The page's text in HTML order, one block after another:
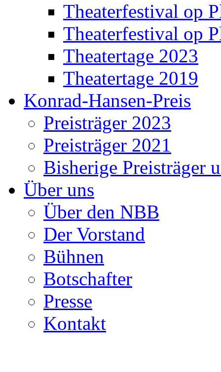
Theaterfestival op
Theaterfestival op
Theatertage 2023
Theatertage 2019
Konrad-Hansen-Preis
Preisträger 2023
Preisträger 2021
Bisherige Preisträger
Über uns
Über den NBB
Der Vorstand
Bühnen
Botschafter
Presse
Kontakt